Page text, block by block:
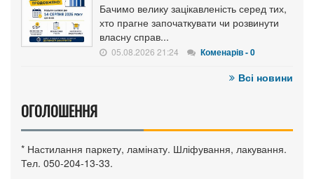
Бачимо велику зацікавленість серед тих,
хто прагне започаткувати чи розвинути
власну справ...
05.08.2026 21:24 Коменарів - 0
Всі новини
ОГОЛОШЕННЯ
* Настилання паркету, ламінату. Шліфування, лакування.
Тел. 050-204-13-33.